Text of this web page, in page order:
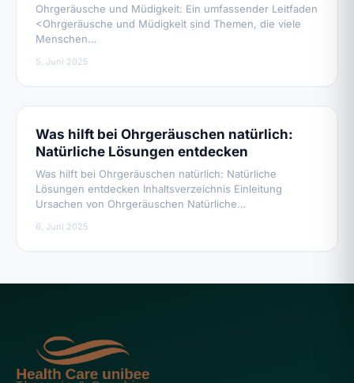
Ohrgeräusche und Müdigkeit: Ein umfassender Leitfaden
<Ohrgeräusche und Müdigkeit sind Themen, die viele
Menschen…
5. Juni 2025
Was hilft bei Ohrgeräuschen natürlich:
Natürliche Lösungen entdecken
Was hilft bei Ohrgeräuschen natürlich: Natürliche
Lösungen entdecken Inhaltsverzeichnis Einleitung
Ursachen von Ohrgeräuschen Natürliche…
6. Juni 2025